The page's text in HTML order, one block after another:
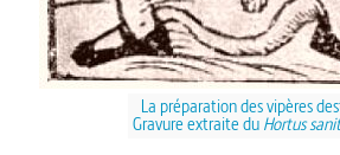
La préparation des vipères
Gravure extraite du Hortus